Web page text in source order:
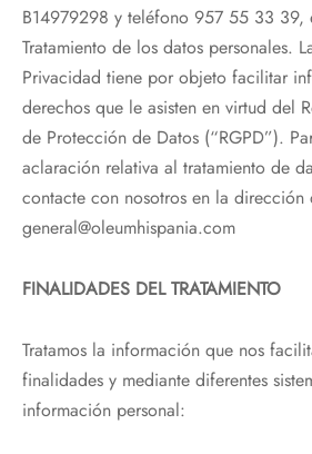
B14979298 y teléfono 957 55 33 39,
Tratamiento de los datos personales.
Privacidad tiene por objeto facilitar
derechos que le asisten en virtud del
de Protección de Datos (“RGPD”).
aclaración relativa al tratamiento de
contacte con nosotros en la
general@oleumhispania.com
FINALIDADES DEL TRATAMIENTO
Tratamos la información que nos
finalidades y mediante diferentes
información personal: